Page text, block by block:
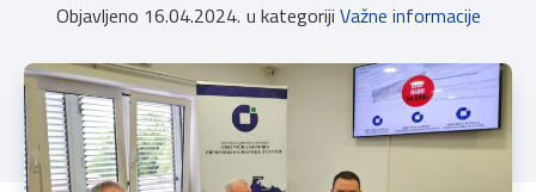
Objavljeno 16.04.2024. u kategoriji Važne informacije